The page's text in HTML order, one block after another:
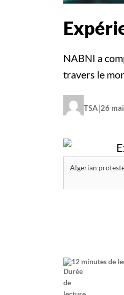
NABNI a
travers le
TSA|26
Algerian
12 minutes de